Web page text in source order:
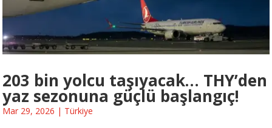
203 bin yolcu taşıyacak… THY’den
yaz sezonuna güçlü başlangıç!
Mar 29, 2026 | Türkiye